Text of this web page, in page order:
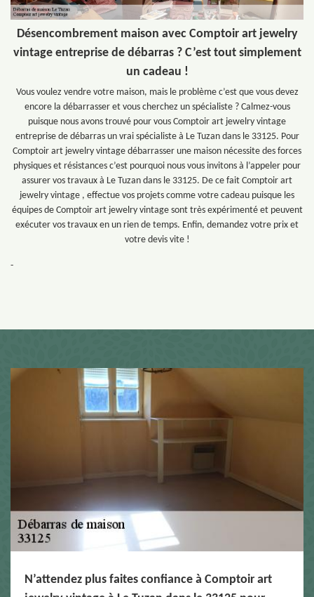
Désencombrement maison avec Comptoir art jewelry
vintage entreprise de débarras ? C’est tout simplement
un cadeau !
Vous voulez vendre votre maison, mais le problème c’est que vous devez
encore la débarrasser et vous cherchez un spécialiste ? Calmez-vous
puisque nous avons trouvé pour vous Comptoir art jewelry vintage
entreprise de débarras un vrai spécialiste à Le Tuzan dans le 33125. Pour
Comptoir art jewelry vintage débarrasser une maison nécessite des forces
physiques et résistances c’est pourquoi nous vous invitons à l’appeler pour
assurer vos travaux à Le Tuzan dans le 33125. De ce fait Comptoir art
jewelry vintage , effectue vos projets comme votre cadeau puisque les
équipes de Comptoir art jewelry vintage sont très expérimenté et peuvent
exécuter vos travaux en un rien de temps. Enfin, demandez votre prix et
votre devis vite !
-
N’attendez plus faites confiance à Comptoir art